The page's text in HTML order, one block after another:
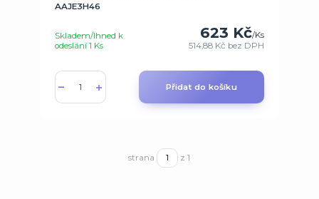
AAJE3H46
623 Kč/Ks
514,88 Kč bez DPH
Skladem/Ihned k
odeslání 1 Ks
Přidat do košíku
strana z 1